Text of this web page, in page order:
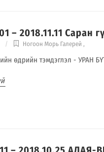
– 2018.11.11 Саран
Ногоон Морь Галерей ,
өдрийн тэмдэглэл - УРАН